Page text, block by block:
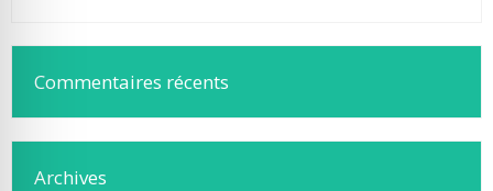
Commentaires récents
Archives